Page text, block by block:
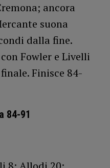
ancora
suona
dalla fine.
Fowler e Livelli
Finisce 84-
84-91